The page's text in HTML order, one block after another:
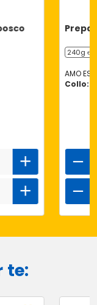
240g ℮
AMO
Collo:
te: